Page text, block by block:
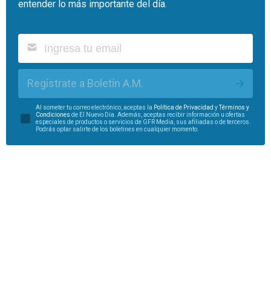
entender lo más importante del día.
Regístrate a Boletín A.M.
Al someter tu correo electrónico, aceptas la Política de Privacidad yTérminos y
Condiciones de El Nuevo Día. Además, aceptas recibir información u ofertas
especiales de productos o servicios de GFR Media, sus afiliadas o de terceros.
Podrás optar salirte de los boletines en cualquier momento.